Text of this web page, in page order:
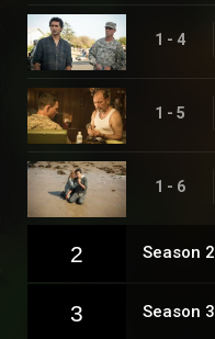
1 - 4
1 - 5
1 - 6
2 Season 2
3 Season 3